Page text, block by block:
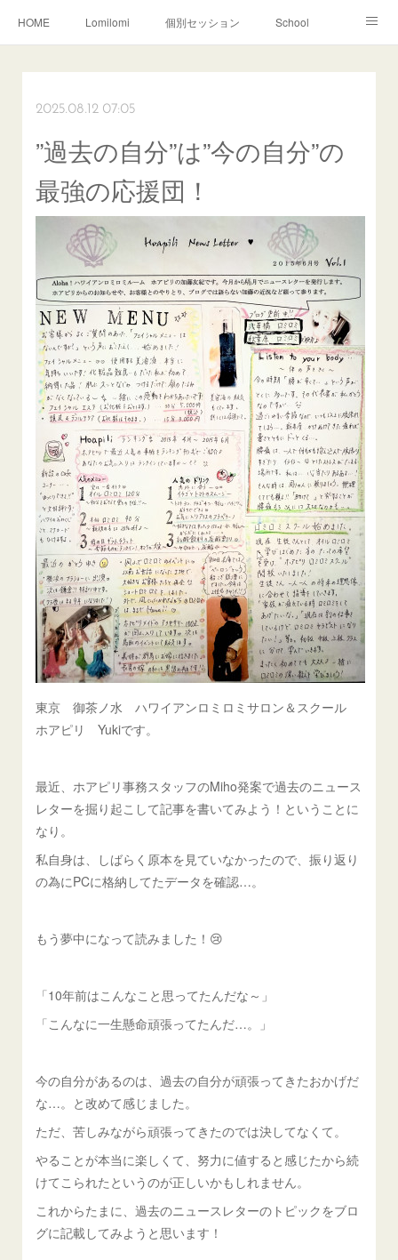
HOME Lomilomi 個別セッション School
School無料説明会
2025.08.12 07:05
”過去の自分”は”今の自分”の
最強の応援団！
東京 御茶ノ水 ハワイアンロミロミサロン＆スクール
ホアピリ Yukiです。
最近、ホアピリ事務スタッフのMiho発案で過去のニュース
レターを掘り起こして記事を書いてみよう！ということに
なり。
私自身は、しばらく原本を見ていなかったので、振り返り
の為にPCに格納してたデータを確認…。
もう夢中になって読みました！😢
「10年前はこんなこと思ってたんだな～」
「こんなに一生懸命頑張ってたんだ…。」
今の自分があるのは、過去の自分が頑張ってきたおかげだ
な…。と改めて感じました。
ただ、苦しみながら頑張ってきたのでは決してなくて。
やることが本当に楽しくて、努力に値すると感じたから続
けてこられたというのが正しいかもしれません。
これからたまに、過去のニュースレターのトピックをブロ
グに記載してみようと思います！